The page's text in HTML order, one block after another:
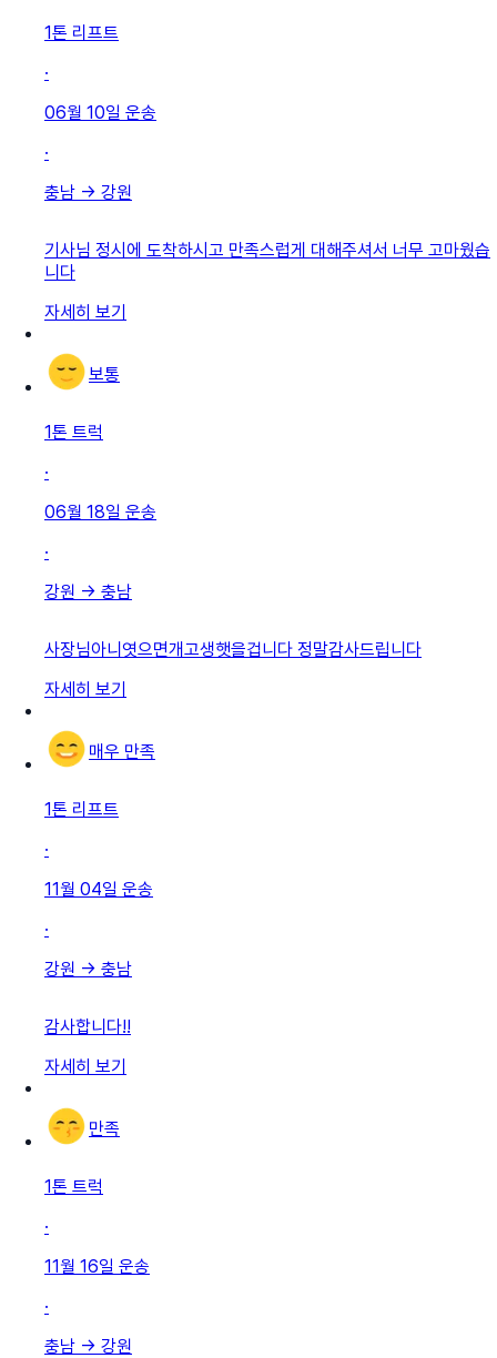
1톤 리프트
·
06월 10일 운송
·
충남 → 강원
기사님 정시에 도착하시고 만족스럽게 대해주셔서 너무 고마웠습
니다
자세히 보기
보통
1톤 트럭
·
06월 18일 운송
·
강원 → 충남
사장님아니엿으면개고생햇을겁니다 정말감사드립니다
자세히 보기
매우 만족
1톤 리프트
·
11월 04일 운송
·
강원 → 충남
감사합니다!!
자세히 보기
만족
1톤 트럭
·
11월 16일 운송
·
충남 → 강원